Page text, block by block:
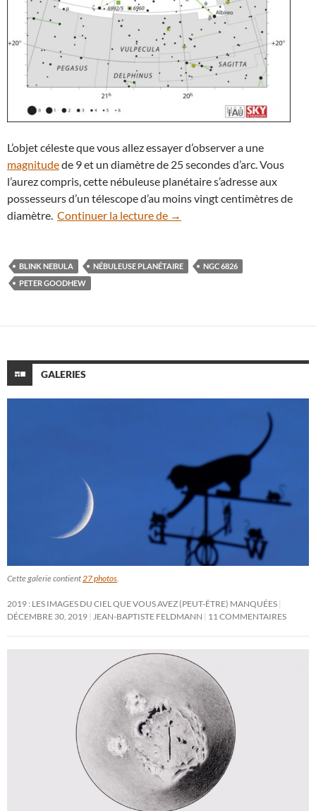
L’objet céleste que vous allez essayer d’observer a une
magnitudede 9 et un diamètre de 25 secondes d’arc. Vous
l’aurez compris, cette nébuleuse planétaire s’adresse aux
possesseurs d’un télescope d’au moins vingt centimètres de
diamètre. Continuer la lecture de Pourquoi voit-on clignoter la
→
BLINK NEBULA NÉBULEUSE PLANÉTAIRE
NGC 6826
PETER GOODHEW
GALERIES
Cette galerie contient 27 photos
2019 : LES IMAGES DU CIEL QUE VOUS AVEZ (PEUT-ÊTRE) MANQUÉES
DÉCEMBRE 30, 2019
JEAN-BAPTISTE FELDMANN 11 COMMENTAIRES